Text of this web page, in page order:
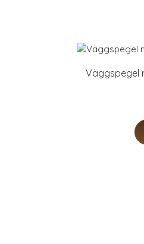
Väggspegel